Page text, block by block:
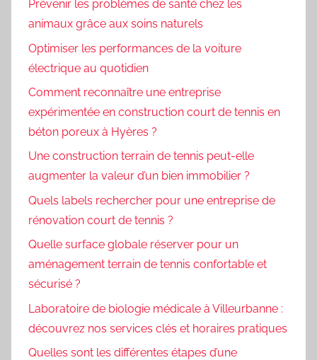
Prévenir les problèmes de santé chez les
animaux grâce aux soins naturels
Optimiser les performances de la voiture
électrique au quotidien
Comment reconnaître une entreprise
expérimentée en construction court de tennis en
béton poreux à Hyères ?
Une construction terrain de tennis peut-elle
augmenter la valeur d’un bien immobilier ?
Quels labels rechercher pour une entreprise de
rénovation court de tennis ?
Quelle surface globale réserver pour un
aménagement terrain de tennis confortable et
sécurisé ?
Laboratoire de biologie médicale à Villeurbanne :
découvrez nos services clés et horaires pratiques
Quelles sont les différentes étapes d’une